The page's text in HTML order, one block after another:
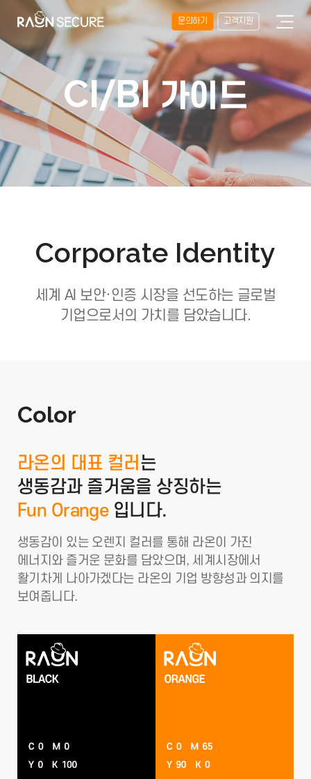
문의하기 고객지원
CI/BI가이드
Corporate Identity
세계 AI 보안·인증 시장을 선도하는 글로벌
기업으로서의 가치를 담았습니다.
Color
라온의 대표 컬러 는
생동감과 즐거움을 상징하는
Fun Orange입니다.
생동감이 있는 오렌지 컬러를 통해 라온이 가진
에너지와 즐거운 문화를 담았으며, 세계시장에서
활기차게 나아가겠다는 라온의 기업 방향성과 의지를
보여줍니다.